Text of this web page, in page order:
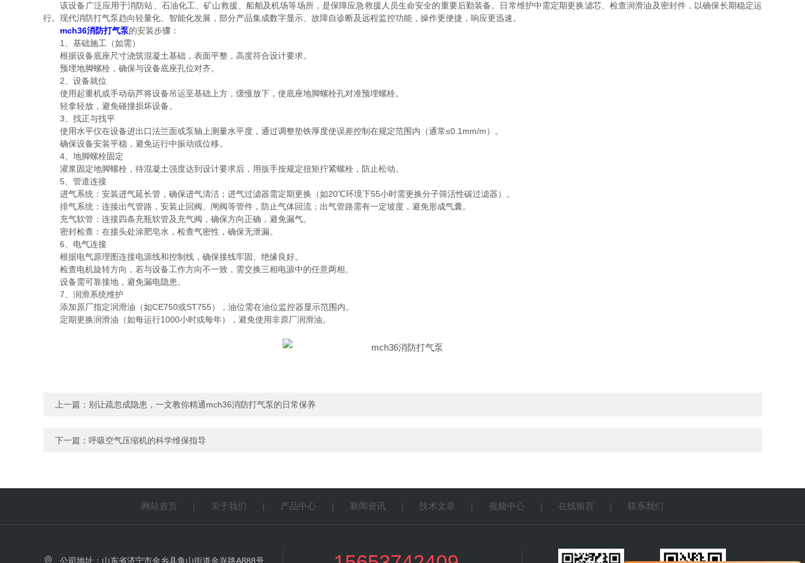
该设备广泛应用于消防站、石油化工、矿山救援、船舶及机场等场所，是保障应急救援人员生命安全的重要后勤装备。日常维护中需定期更换滤芯、检查润滑油及密封件，以确保长期稳定运
行。现代消防打气泵趋向轻量化、智能化发展，部分产品集成数字显示、故障自诊断及远程监控功能，操作更便捷，响应更迅速。
mch36消防打气泵的安装步骤：
1、基础施工（如需）
根据设备底座尺寸浇筑混凝土基础，表面平整，高度符合设计要求。
预埋地脚螺栓，确保与设备底座孔位对齐。
2、设备就位
使用起重机或手动葫芦将设备吊运至基础上方，缓慢放下，使底座地脚螺栓孔对准预埋螺栓。
轻拿轻放，避免碰撞损坏设备。
3、找正与找平
使用水平仪在设备进出口法兰面或泵轴上测量水平度，通过调整垫铁厚度使误差控制在规定范围内（通常≤0.1mm/m）。
确保设备安装平稳，避免运行中振动或位移。
4、地脚螺栓固定
灌浆固定地脚螺栓，待混凝土强度达到设计要求后，用扳手按规定扭矩拧紧螺栓，防止松动。
5、管道连接
进气系统：安装进气延长管，确保进气清洁；进气过滤器需定期更换（如20℃环境下55小时需更换分子筛活性碳过滤器）。
排气系统：连接出气管路，安装止回阀、闸阀等管件，防止气体回流；出气管路需有一定坡度，避免形成气囊。
充气软管：连接四条充瓶软管及充气阀，确保方向正确，避免漏气。
密封检查：在接头处涂肥皂水，检查气密性，确保无泄漏。
6、电气连接
根据电气原理图连接电源线和控制线，确保接线牢固、绝缘良好。
检查电机旋转方向，若与设备工作方向不一致，需交换三相电源中的任意两相。
设备需可靠接地，避免漏电隐患。
7、润滑系统维护
添加原厂指定润滑油（如CE750或ST755），油位需在油位监控器显示范围内。
定期更换润滑油（如每运行1000小时或每年），避免使用非原厂润滑油。
上一篇： 别让疏忽成隐患，一文教你精通mch36消防打气泵的日常保养
下一篇： 呼吸空气压缩机的科学维保指导
网站首页 | 关于我们 | 产品中心 | 新闻资讯 | 技术文章 | 视频中心 | 在线留言 | 联系我们
公司地址：山东省济宁市金乡县鱼山街道金兴路A888号